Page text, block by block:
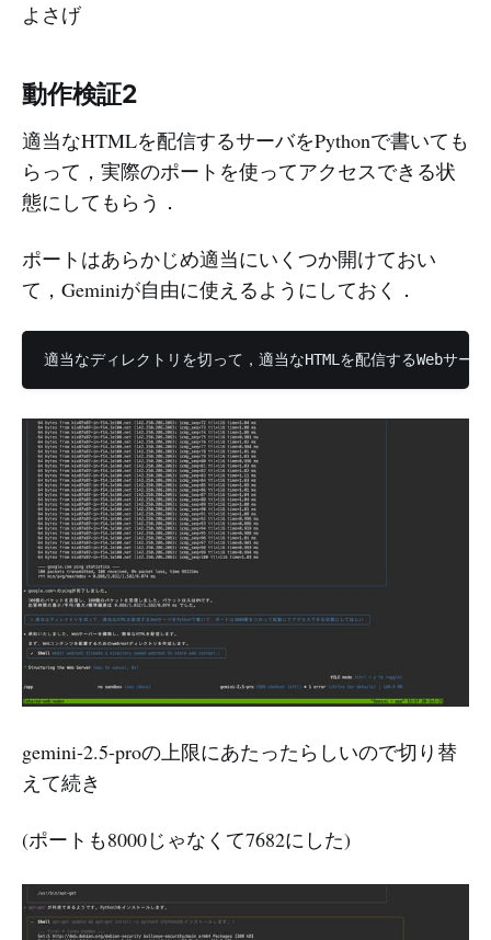
よさげ
動作検証2
適当なHTMLを配信するサーバをPythonで書いても
らって，実際のポートを使ってアクセスできる状
態にしてもらう．
ポートはあらかじめ適当にいくつか開けておい
て，Geminiが自由に使えるようにしておく．
適当なディレクトリを切って，適当なHTMLを配信するWebサ
gemini-2.5-proの上限にあたったらしいので切り替
えて続き
(ポートも8000じゃなくて7682にした)